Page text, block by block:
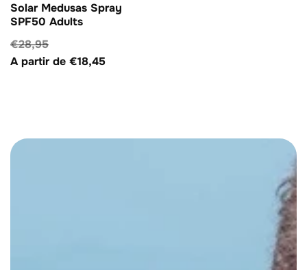
Solar Medusas Spray
SPF50 Adults
Precio
habitual
€28,95
de
A partir de €18,45